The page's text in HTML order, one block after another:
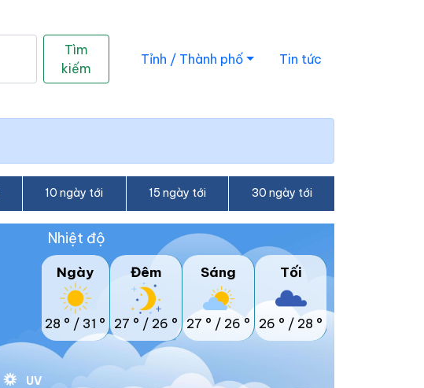
Tìm
kiếm
Tỉnh / Thành phố Tin tức
10 ngày tới 15 ngày tới 30 ngày tới
UV
Nhiệt độ
Ngày
28 ° / 31 °
Đêm
27 ° / 26 °
Sáng
27 ° / 26 °
Tối
26 ° / 28 °